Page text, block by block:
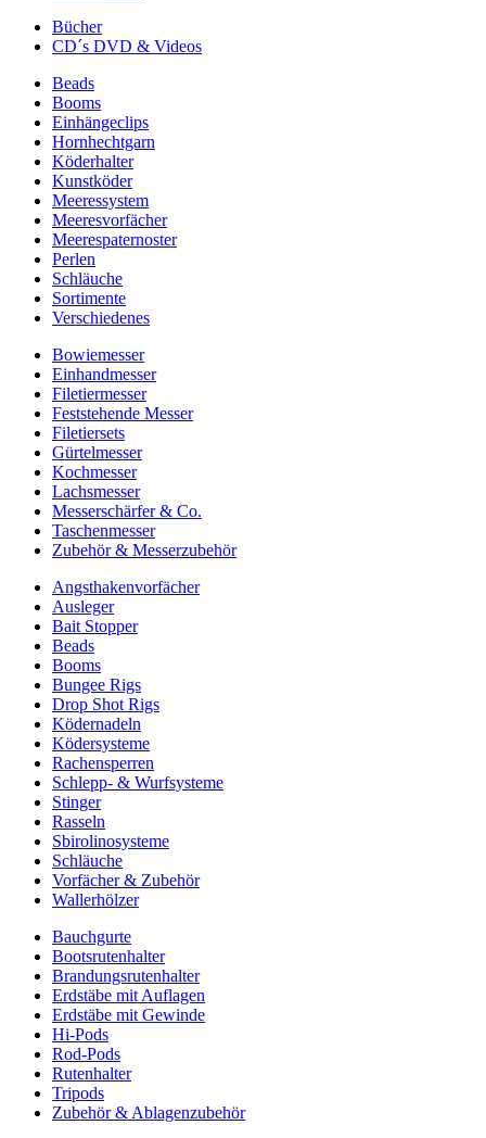
Bücher
CD´s DVD & Videos
Beads
Booms
Einhängeclips
Hornhechtgarn
Köderhalter
Kunstköder
Meeressystem
Meeresvorfächer
Meerespaternoster
Perlen
Schläuche
Sortimente
Verschiedenes
Bowiemesser
Einhandmesser
Filetiermesser
Feststehende Messer
Filetiersets
Gürtelmesser
Kochmesser
Lachsmesser
Messerschärfer & Co.
Taschenmesser
Zubehör & Messerzubehör
Angsthakenvorfächer
Ausleger
Bait Stopper
Beads
Booms
Bungee Rigs
Drop Shot Rigs
Ködernadeln
Ködersysteme
Rachensperren
Schlepp- & Wurfsysteme
Stinger
Rasseln
Sbirolinosysteme
Schläuche
Vorfächer & Zubehör
Wallerhölzer
Bauchgurte
Bootsrutenhalter
Brandungsrutenhalter
Erdstäbe mit Auflagen
Erdstäbe mit Gewinde
Hi-Pods
Rod-Pods
Rutenhalter
Tripods
Zubehör & Ablagenzubehör